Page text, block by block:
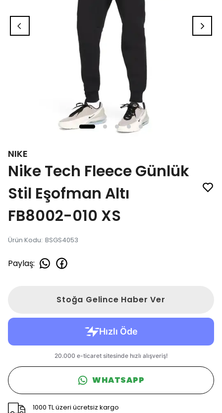
NIKE
Nike Tech Fleece Günlük
Stil Eşofman Altı
FB8002-010 XS
Ürün Kodu: BSGS4053
Paylaş:
Stoğa Gelince Haber Ver
WHATSAPP
1000 TL üzeri ücretsiz kargo